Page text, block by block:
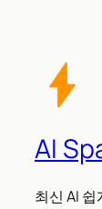
AI
최신 AI 쉽